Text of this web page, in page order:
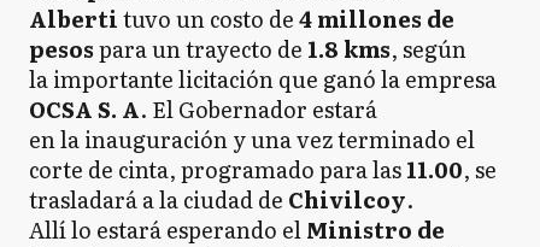
Albertituvo un costo de4 millones de
pesospara un trayecto de 1.8 kms, según
la importante licitación que ganó la empresa
OCSA S. A. El Gobernador estará
en la inauguración y una vez terminado el
corte de cinta, programado para las11.00, se
trasladará a la ciudad de Chivilcoy.
Allí lo estará esperando elMinistro de